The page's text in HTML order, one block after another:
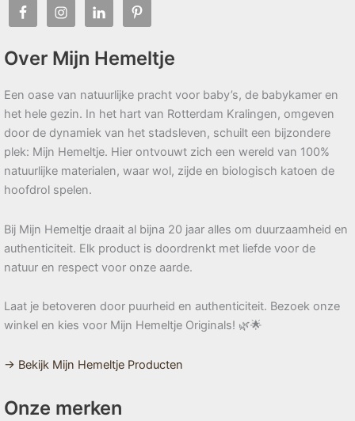
Over Mijn Hemeltje
Een oase van natuurlijke pracht voor baby’s, de babykamer en
het hele gezin. In het hart van Rotterdam Kralingen, omgeven
door de dynamiek van het stadsleven, schuilt een bijzondere
plek: Mijn Hemeltje. Hier ontvouwt zich een wereld van 100%
natuurlijke materialen, waar wol, zijde en biologisch katoen de
hoofdrol spelen.
Bij Mijn Hemeltje draait al bijna 20 jaar alles om duurzaamheid en
authenticiteit. Elk product is doordrenkt met liefde voor de
natuur en respect voor onze aarde.
Laat je betoveren door puurheid en authenticiteit. Bezoek onze
winkel en kies voor Mijn Hemeltje Originals! 🌿🌟
→ Bekijk Mijn Hemeltje Producten
Onze merken